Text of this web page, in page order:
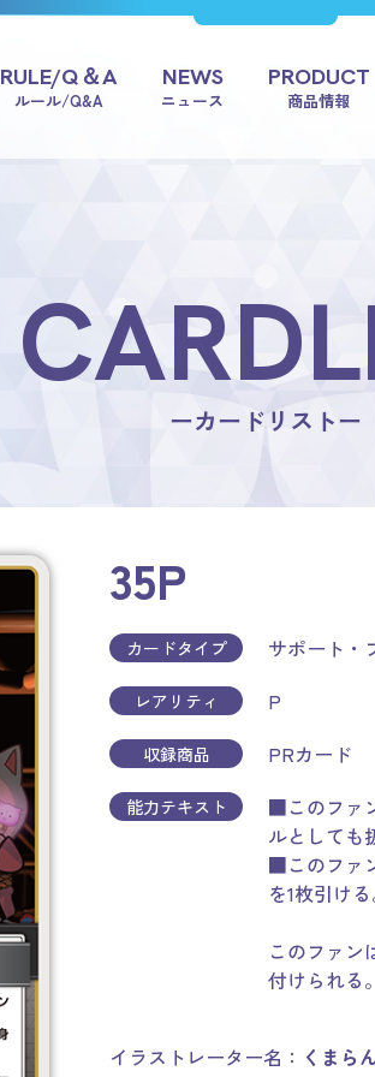
RULE/Q＆A
ルール/Q&A
NEWS
ニュース
PRODUCT
商品情報
ーカードリストー
35P
カードタイプ サポート・
レアリティ P
収録商品 PRカード
能力テキスト
■このファ
ルとしても
■このファ
を1枚引ける
このファン
付けられる。
イラストレーター名： くまら